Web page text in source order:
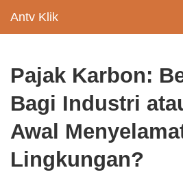
Antv Klik
Pajak Karbon:
Bagi Industri
Awal
Lingkungan?